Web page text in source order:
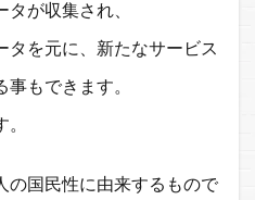
が収集され、
タを元に、新たなサービス
もできます。
の国民性に由来するもので